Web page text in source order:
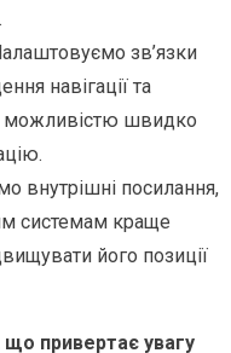
зв’язки
навігації та
можливістю швидко
внутрішні посилання,
системам краще
його позиції
що привертає увагу